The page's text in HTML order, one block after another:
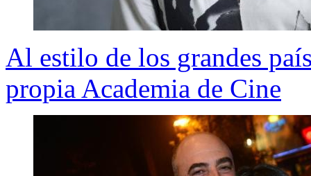
Al estilo de los grandes
propia Academia de Cine